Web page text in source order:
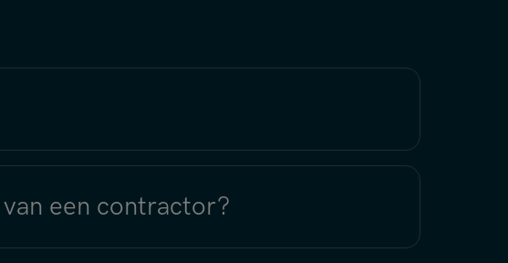
een contractor?